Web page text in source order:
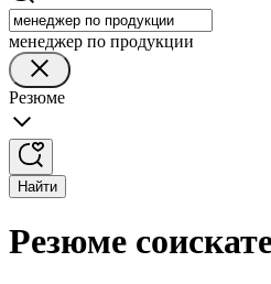
менеджер по продукции
Резюме
Найти
Резюме